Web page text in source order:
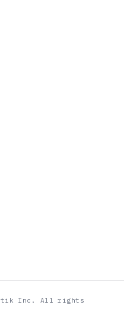
multik Inc. All rights